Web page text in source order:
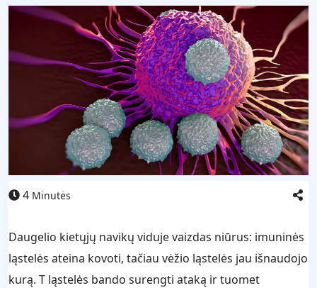
4 Minutės
Daugelio kietųjų navikų viduje vaizdas niūrus: imuninės
ląstelės ateina kovoti, tačiau vėžio ląstelės jau išnaudojo
kurą. T ląstelės bando surengti ataką ir tuomet